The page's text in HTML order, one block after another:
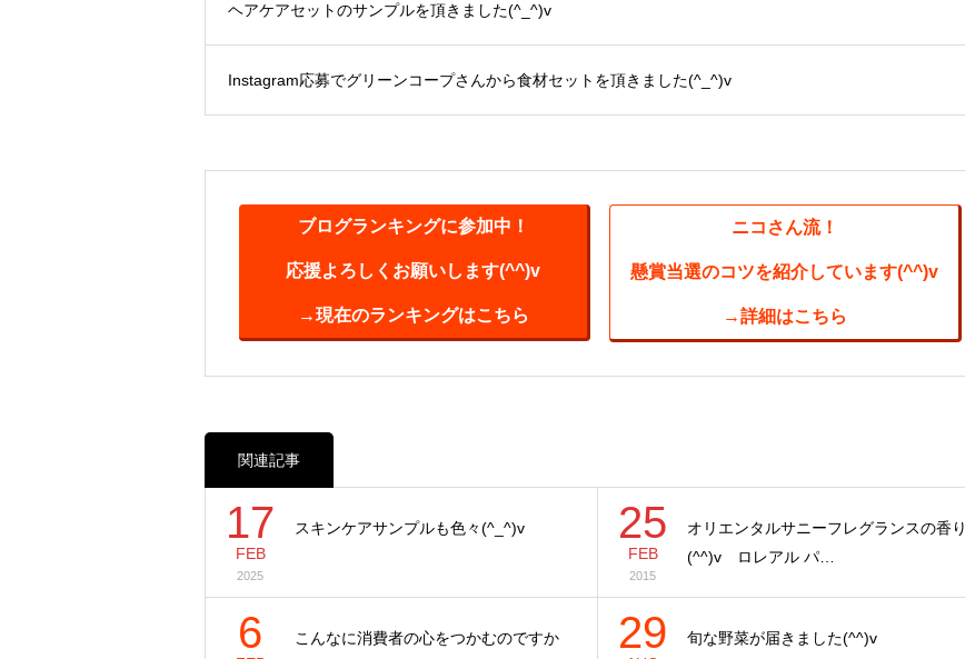
ヘアケアセットのサンプルを頂きました(^_^)v
Instagram応募でグリーンコープさんから食材セットを頂きました(^_^)v
ブログランキングに参加中！
応援よろしくお願いします(^^)v
→現在のランキングはこちら
ニコさん流！
懸賞当選のコツを紹介しています(^^)v
→詳細はこちら
関連記事
17
FEB
2025
スキンケアサンプルも色々(^_^)v 25
FEB
2015
オリエンタルサニーフレグランスの香り
(^^)v ロレアル パ…
6
こんなに消費者の心をつかむのですか
29 旬な野菜が届きました(^^)v